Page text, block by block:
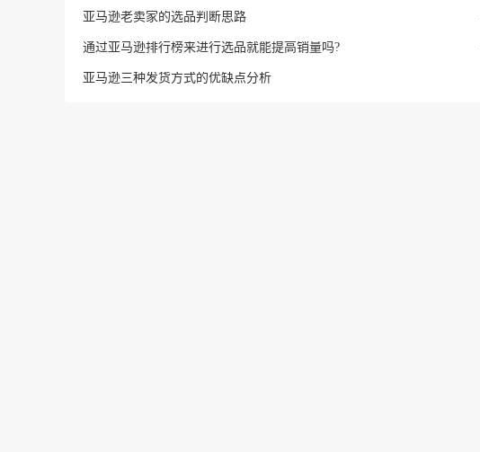
亚马逊老卖家的选品判断思路
通过亚马逊排行榜来进行选品就能提高销量吗?
亚马逊三种发货方式的优缺点分析